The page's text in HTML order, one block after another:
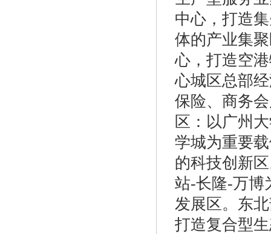
中心，打造
体的产业集
心，打造空
心城区总部
保险、商务
区：以广州
学城为重要
的科技创新
站-长隆-万博
发展区。东
打造复合型